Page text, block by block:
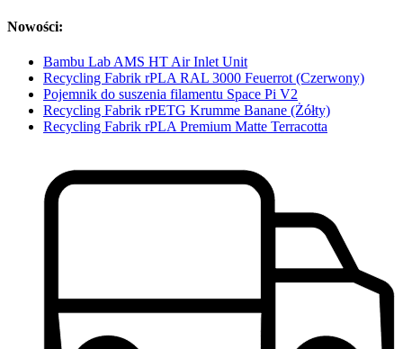
Nowości:
Bambu Lab AMS HT Air Inlet Unit
Recycling Fabrik rPLA RAL 3000 Feuerrot (Czerwony)
Pojemnik do suszenia filamentu Space Pi V2
Recycling Fabrik rPETG Krumme Banane (Żółty)
Recycling Fabrik rPLA Premium Matte Terracotta